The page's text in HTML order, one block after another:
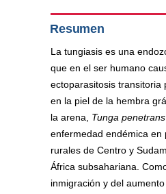
Resumen
La tungiasis es una
que en el ser humano
ectoparasitosis transitoria
en la piel de la hembra
la arena, Tunga penetrans
enfermedad endémica en
rurales de Centro y
África subsahariana.
inmigración y del